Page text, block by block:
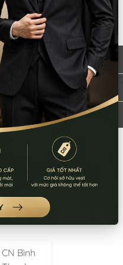
QUY ĐỊNH
toán
chuyển
thông tin
hàng
hoàn tiền
khác nhau. Quý khách
CN Bình